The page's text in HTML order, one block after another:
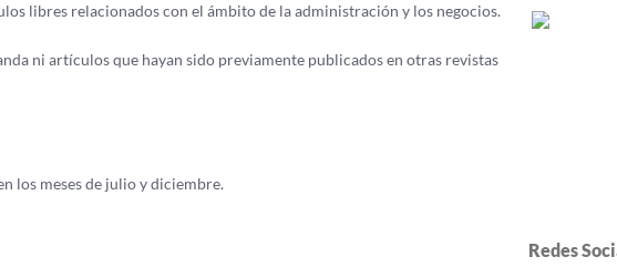
libres relacionados con el ámbito de la administración y los negocios.
ni artículos que hayan sido previamente publicados en otras revistas
los meses de julio y diciembre.
Redes